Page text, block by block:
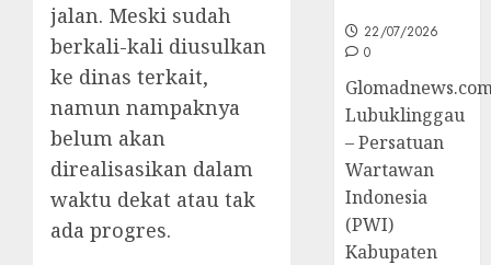
jalan. Meski sudah
berkali-kali diusulkan
ke dinas terkait,
namun nampaknya
belum akan
direalisasikan dalam
waktu dekat atau tak
ada progres.
22/07/2026
0
Lubuklinggau
– Persatuan
Wartawan
Indonesia
(PWI)
Kabupaten